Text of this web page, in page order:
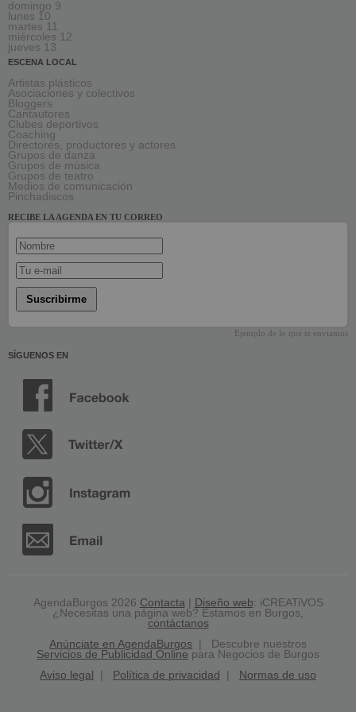
domingo 9
lunes 10
martes 11
miércoles 12
jueves 13
ESCENA LOCAL
Artistas plásticos
Asociaciones y colectivos
Bloggers
Cantautores
Clubes deportivos
Coaching
Directores, productores y actores
Grupos de danza
Grupos de música
Grupos de teatro
Medios de comunicación
Pinchadiscos
RECIBE LA AGENDA EN TU CORREO
Suscribirme
Ejemplo de lo que te enviamos
SÍGUENOS EN
AgendaBurgos 2026 Contacta| Diseño web: iCREATiVOS
¿Necesitas una página web? Estamos en Burgos,
contáctanos
Anúnciate en AgendaBurgos | Descubre nuestros
Servicios de Publicidad Online para Negocios de Burgos
Aviso legal
Política de privacidad Normas de uso